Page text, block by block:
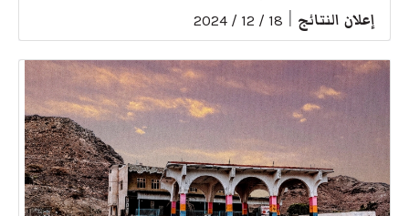
إعلان النتائج 18 / 12 / 2024